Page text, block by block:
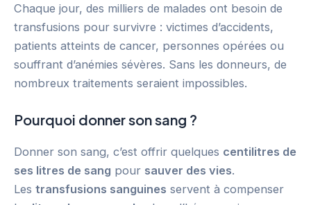
Chaque jour, des milliers de malades ont besoin de
transfusions pour survivre : victimes d’accidents,
patients atteints de cancer, personnes opérées ou
souffrant d’anémies sévères. Sans les donneurs, de
nombreux traitements seraient impossibles.
Pourquoi donner son sang ?
Donner son sang, c’est offrir quelques centilitres de
ses litres de sang pour sauver des vies.
Les transfusions sanguines servent à compenser